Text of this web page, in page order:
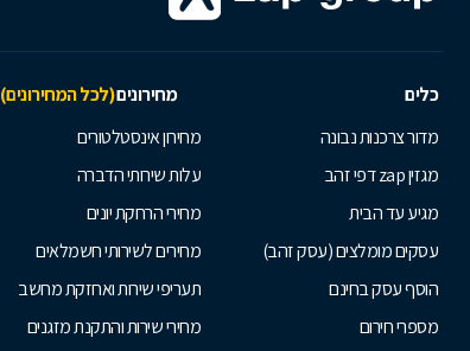
כלים מחירונים(לכל המחירונים)
מדור צרכנות נבונה
מגזין zap דפי זהב
מגיע עד הבית
עסקים מומלצים (עסק זהב)
הוסף עסק בחינם
מספרי חירום
מחירון אינסטלטורים
עלות שירותי הדברה
מחירי הרחקת יונים
מחירים לשירותי חשמלאים
תעריפי שירות ואחזקת מחשב
מחירי שירות והתקנת מזגנים